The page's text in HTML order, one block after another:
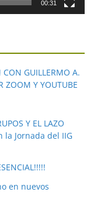
00:31
GUILLERMO A.
ZOOM Y YOUTUBE
Y EL LAZO
la Jornada del IIG
en nuevos